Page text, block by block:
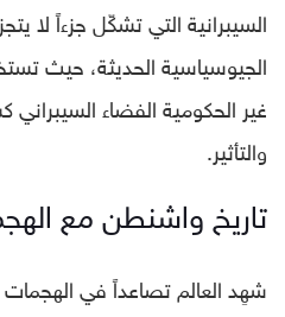
السيبرانية التي تشكّل جزءاً لا
الجيوسياسية الحديثة، حيث
غير الحكومية الفضاء
والتأثير.
تاريخ واشنطن مع
شهِد العالم تصاعداً في الهجمات